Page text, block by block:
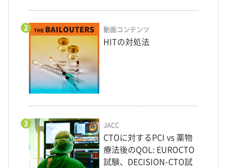
2 動画コンテンツ
HITの対処法
3 JACC
CTOに対するPCI vs 薬物
療法後のQOL: EUROCTO
試験、DECISION-CTO試